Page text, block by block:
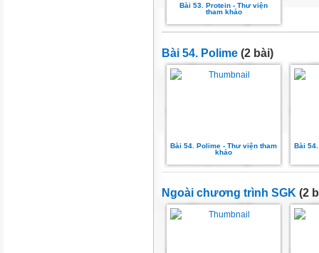
Bài 53. Protein - Thư viện
tham khảo
Bài 54. Polime (2 bài)
Bài 54. Polime - Thư viện tham
khảo
Bài
Ngoài chương trình SGK (2